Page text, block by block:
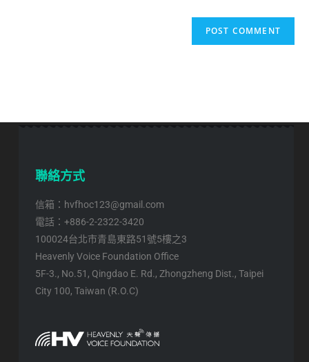
聯絡方式
信箱：hvfhoc123@gmail.com
電話：+886-2-2322-3420
100024台北市青島東路51號5樓之3
Heavenly Voice Foundation Office
5F-3., No.51, Qingdao E. Rd., Zhongzheng Dist., Taipei
City 100, Taiwan (R.O.C)